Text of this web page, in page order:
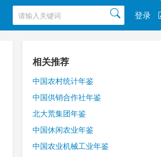
登录
相关推荐
中国农村统计年鉴
中国供销合作社年鉴
北大荒集团年鉴
中国休闲农业年鉴
中国农业机械工业年鉴